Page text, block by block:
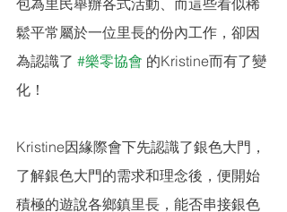
包為里民舉辦各式活動、而這些看似稀
鬆平常屬於一位里長的份內工作，卻因
為認識了 #樂零協會 的Kristine而有了變
化！
Kristine因緣際會下先認識了銀色大門，
了解銀色大門的需求和理念後，便開始
積極的遊說各鄉鎮里長，能否串接銀色